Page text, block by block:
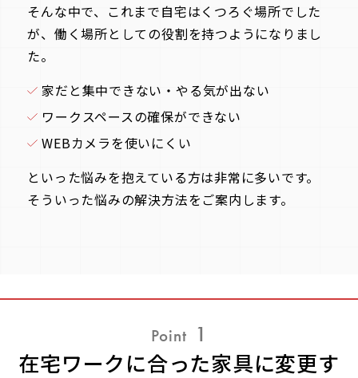
そんな中で、これまで自宅はくつろぐ場所でした
が、働く場所としての役割を持つようになりまし
た。
家だと集中できない・やる気が出ない
ワークスペースの確保ができない
WEBカメラを使いにくい
といった悩みを抱えている方は非常に多いです。
そういった悩みの解決方法をご案内します。
Point 1
在宅ワークに合った家具に変更す